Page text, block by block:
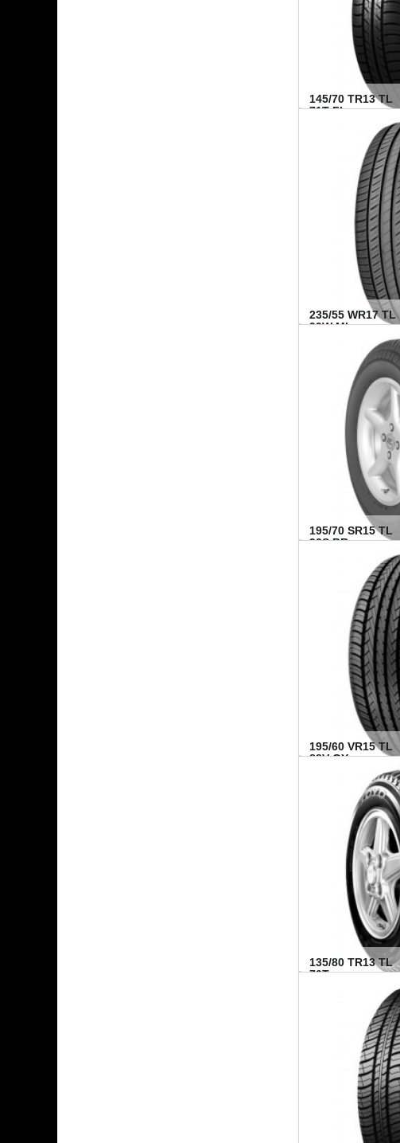
145/70 TR13 TL
71T FI...
235/55 WR17 TL
99W MI...
195/70 SR15 TL
92S BR...
195/60 VR15 TL
88V GY...
135/80 TR13 TL
70T...